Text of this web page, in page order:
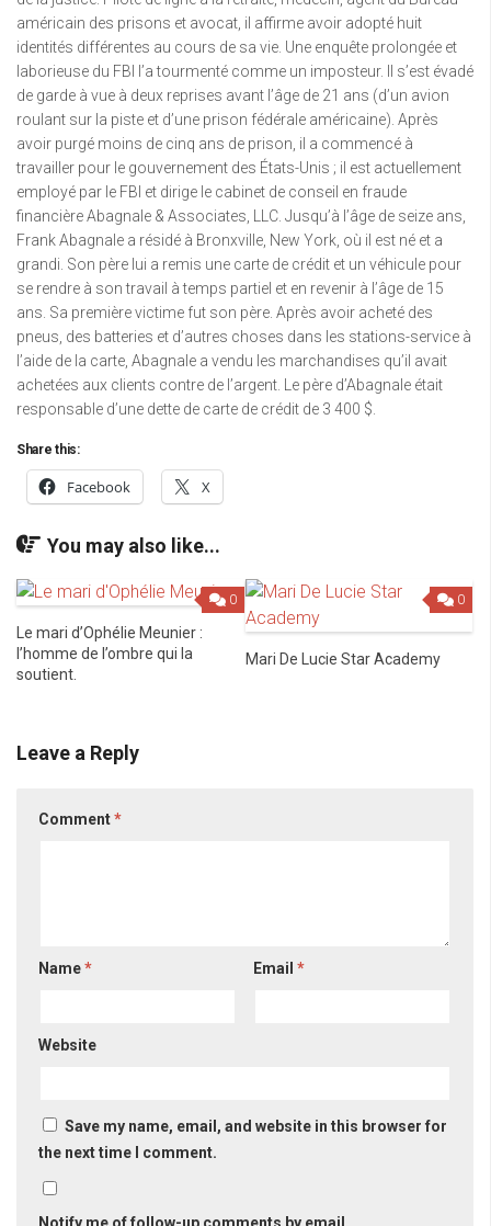
américain des prisons et avocat, il affirme avoir adopté huit
identités différentes au cours de sa vie. Une enquête prolongée et
laborieuse du FBI l’a tourmenté comme un imposteur. Il s’est évadé
de garde à vue à deux reprises avant l’âge de 21 ans (d’un avion
roulant sur la piste et d’une prison fédérale américaine). Après
avoir purgé moins de cinq ans de prison, il a commencé à
travailler pour le gouvernement des États-Unis ; il est actuellement
employé par le FBI et dirige le cabinet de conseil en fraude
financière Abagnale & Associates, LLC. Jusqu’à l’âge de seize ans,
Frank Abagnale a résidé à Bronxville, New York, où il est né et a
grandi. Son père lui a remis une carte de crédit et un véhicule pour
se rendre à son travail à temps partiel et en revenir à l’âge de 15
ans. Sa première victime fut son père. Après avoir acheté des
pneus, des batteries et d’autres choses dans les stations-service à
l’aide de la carte, Abagnale a vendu les marchandises qu’il avait
achetées aux clients contre de l’argent. Le père d’Abagnale était
responsable d’une dette de carte de crédit de 3 400 $.
Share this:
Facebook X
You may also like...
0
Le mari d’Ophélie Meunier :
l’homme de l’ombre qui la
soutient.
0
Mari De Lucie Star Academy
Leave a Reply
Comment*
Name* Email*
Website
Save my name, email, and website in this browser for
the next time I comment.